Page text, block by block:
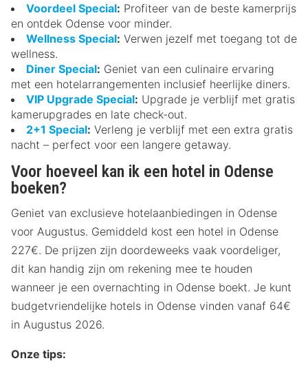
Voordeel Special: Profiteer van de beste kamerprijs
en ontdek Odense voor minder.
Wellness Special: Verwen jezelf met toegang tot de
wellness.
Diner Special: Geniet van een culinaire ervaring
met een hotelarrangementen inclusief heerlijke diners.
VIP Upgrade Special: Upgrade je verblijf met gratis
kamerupgrades en late check-out.
2+1 Special: Verleng je verblijf met een extra gratis
nacht – perfect voor een langere getaway.
Voor hoeveel kan ik een hotel in Odense
boeken?
Geniet van exclusieve hotelaanbiedingen in Odense
voor Augustus. Gemiddeld kost een hotel in Odense
227€. De prijzen zijn doordeweeks vaak voordeliger,
dit kan handig zijn om rekening mee te houden
wanneer je een overnachting in Odense boekt. Je kunt
budgetvriendelijke hotels in Odense vinden vanaf 64€
in Augustus 2026.
Onze tips: